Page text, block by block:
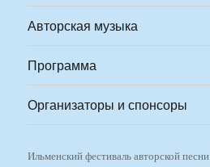
Авторская музыка
Программа
Организаторы и спонсоры
Ильменский фестиваль авторской песни